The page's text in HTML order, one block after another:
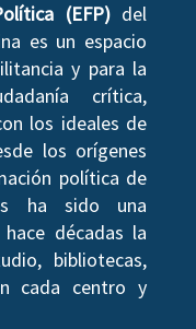
(EFP)del
es un espacio
y para la
crítica,
los ideales de
los orígenes
política de
ha sido una
décadas la
bibliotecas,
cada centro y